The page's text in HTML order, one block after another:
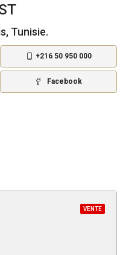
Tunisie.
+216 50 950 000
Facebook
VENTE